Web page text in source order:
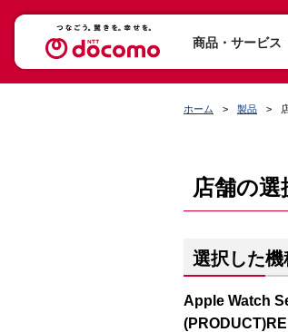
商品・サービス
ホーム 製品
店舗の選
選択した
Apple Watch